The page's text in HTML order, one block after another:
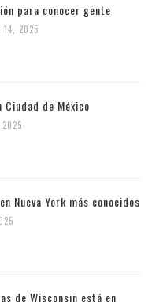
para conocer gente
14, 2025
de México
2025
Nueva York más conocidos
de Wisconsin está en